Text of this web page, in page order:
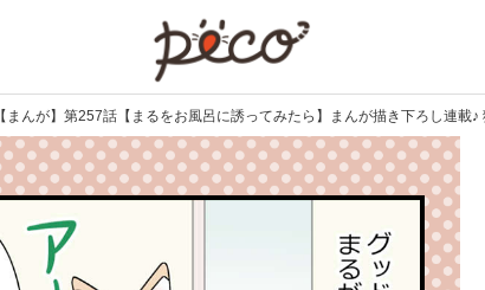
【まんが】第257話【まるをお風呂に誘ってみたら】まんが描き下ろし連載♪